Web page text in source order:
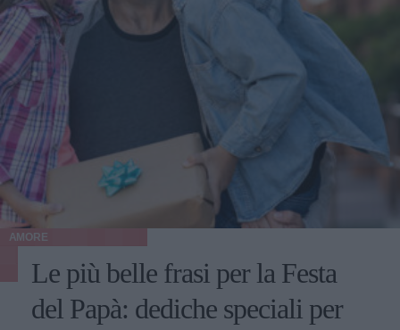
AMORE
Le più belle frasi per la Festa
del Papà: dediche speciali per